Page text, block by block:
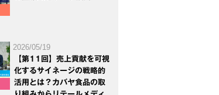
2026/05/19
【第11回】売上貢献を可視
化するサイネージの戦略的
活用とは？カバヤ食品の取